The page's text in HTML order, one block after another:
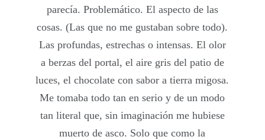
parecía. Problemático. El aspecto de las
cosas. (Las que no me gustaban sobre todo).
Las profundas, estrechas o intensas. El olor
a berzas del portal, el aire gris del patio de
luces, el chocolate con sabor a tierra migosa.
Me tomaba todo tan en serio y de un modo
tan literal que, sin imaginación me hubiese
muerto de asco. Solo que como la